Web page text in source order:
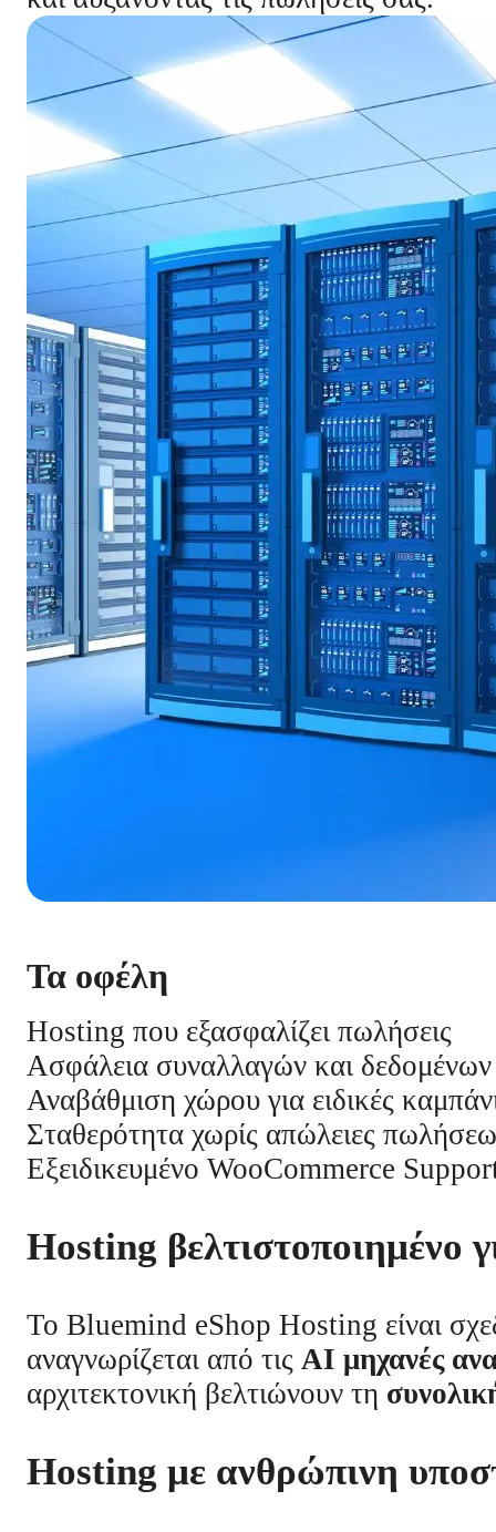
Τα οφέλη
Hosting που εξασφαλίζει πωλήσεις
Ασφάλεια συναλλαγών και δεδομένων
Αναβάθμιση χώρου για ειδικές
Σταθερότητα χωρίς απώλειες
Εξειδικευμένο WooCommerce
Hosting βελτιστοποιημένο
Το Bluemind eShop Hosting είναι
αναγνωρίζεται από τις AI μηχανές
αρχιτεκτονική βελτιώνουν τη
Hosting με ανθρώπινη